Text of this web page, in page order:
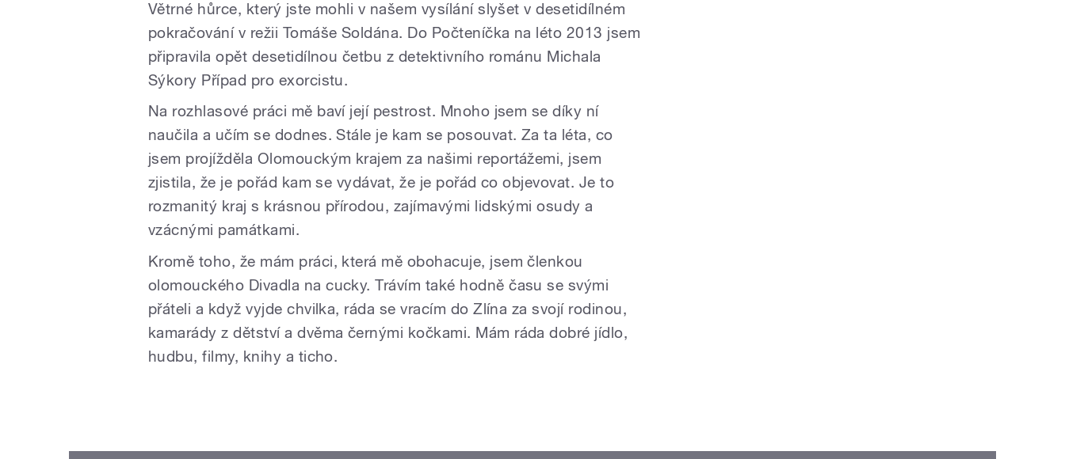
Větrné hůrce, který jste mohli v našem vysílání slyšet v desetidílném
pokračování v režii Tomáše Soldána. Do Počteníčka na léto 2013 jsem
připravila opět desetidílnou četbu z detektivního románu Michala
Sýkory Případ pro exorcistu.
Na rozhlasové práci mě baví její pestrost. Mnoho jsem se díky ní
naučila a učím se dodnes. Stále je kam se posouvat. Za ta léta, co
jsem projížděla Olomouckým krajem za našimi reportážemi, jsem
zjistila, že je pořád kam se vydávat, že je pořád co objevovat. Je to
rozmanitý kraj s krásnou přírodou, zajímavými lidskými osudy a
vzácnými památkami.
Kromě toho, že mám práci, která mě obohacuje, jsem členkou
olomouckého Divadla na cucky. Trávím také hodně času se svými
přáteli a když vyjde chvilka, ráda se vracím do Zlína za svojí rodinou,
kamarády z dětství a dvěma černými kočkami. Mám ráda dobré jídlo,
hudbu, filmy, knihy a ticho.